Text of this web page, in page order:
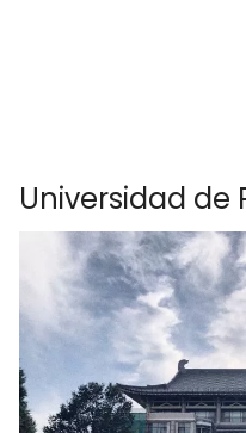
Universidad de